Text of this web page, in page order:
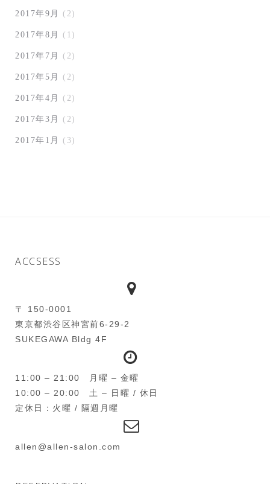
2017年9月 (2)
2017年8月 (1)
2017年7月 (2)
2017年5月 (2)
2017年4月 (2)
2017年3月 (2)
2017年1月 (3)
ACCSESS
〒 150-0001
東京都渋谷区神宮前6-29-2
SUKEGAWA Bldg 4F
11:00 – 21:00 月曜 – 金曜
10:00 – 20:00 土 – 日曜 / 休日
定休日：火曜 / 隔週月曜
allen@allen-salon.com